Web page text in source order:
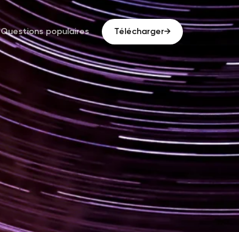
Questions populaires Télécharger→